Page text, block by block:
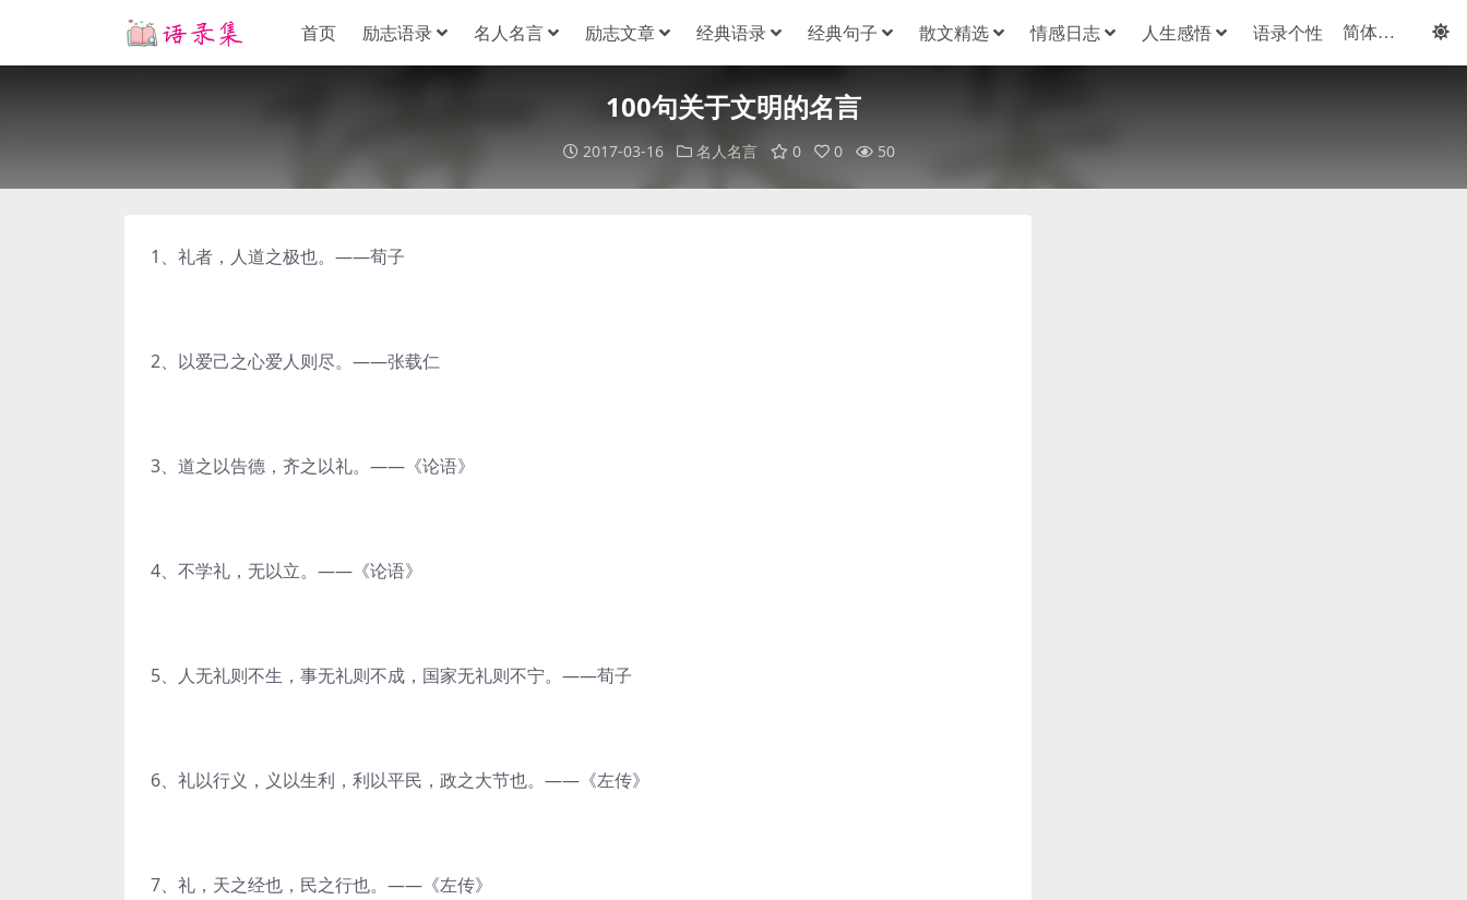
首页 励志语录 名人名言 励志文章 经典语录 经典句子 散文精选 情感日志 人生感悟 语录个性
100句关于文明的名言
2017-03-16 名人名言 0 0 50
1、礼者，人道之极也。——荀子
2、以爱己之心爱人则尽。——张载仁
3、道之以告德，齐之以礼。——《论语》
4、不学礼，无以立。——《论语》
5、人无礼则不生，事无礼则不成，国家无礼则不宁。——荀子
6、礼以行义，义以生利，利以平民，政之大节也。——《左传》
7、礼，天之经也，民之行也。——《左传》